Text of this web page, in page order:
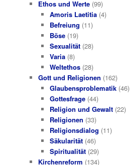
Ethos und Werte (99)
Amoris Laetitia(4)
Befreiung (11)
Böse(19)
Sexualität(28)
Varia(8)
Weltethos(28)
Gott und Religionen (162)
Glaubensproblematik(46)
Gottesfrage(44)
Religion und Gewalt(22)
Religionen (33)
Religionsdialog (11)
Säkularität(46)
Spiritualität(29)
Kirchenreform (134)